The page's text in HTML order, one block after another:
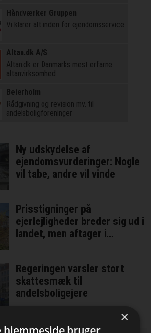
Håndværker Gruppen
Vi klarer alt inden for ejendomsservice
Altan.dk A/S
Altan.dk er Danmarks mest erfarne
altanvirksomhed
Beierholm
Rådgivning og revision mv. til
andelsboligforeninger
Ny udskydelse af
ejendomsvurderinger: Nogle
vil tabe, andre vil vinde
Prisstigninger på
ejerlejligheder breder sig ud i
landet, men aftager i
Regeringen varsler stort
skattesmæk til
andelsboligejere
×
hjemmeside bruger